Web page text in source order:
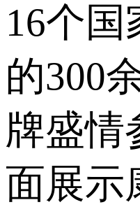
16个国
的300
牌盛情
面展示